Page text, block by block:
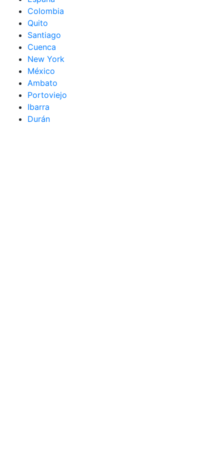
Colombia
Quito
Santiago
Cuenca
New York
México
Ambato
Portoviejo
Ibarra
Durán